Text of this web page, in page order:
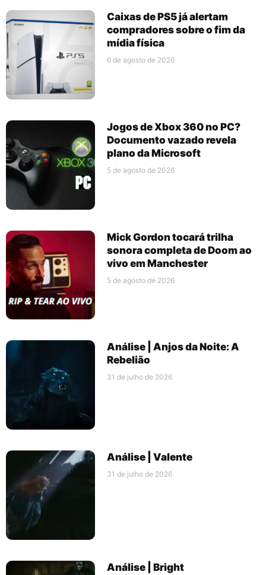
Caixas de PS5 já alertam
compradores sobre o fim da
mídia física
6 de agosto de 2026
Jogos de Xbox 360 no PC?
Documento vazado revela
plano da Microsoft
5 de agosto de 2026
Mick Gordon tocará trilha
sonora completa de Doom ao
vivo em Manchester
5 de agosto de 2026
Análise | Anjos da Noite: A
Rebelião
31 de julho de 2026
Análise | Valente
31 de julho de 2026
Análise | Bright